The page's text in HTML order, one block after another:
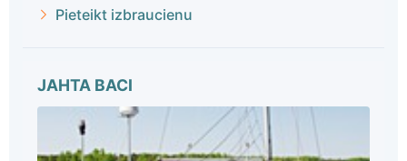
Pieteikt izbraucienu
JAHTA BACI